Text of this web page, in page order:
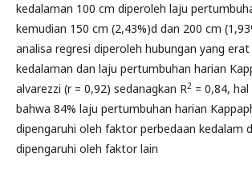
kedalaman 100 cm diperoleh laju
kemudian 150 cm (2,43%)d dan 200 cm
analisa regresi diperoleh hubungan yang
kedalaman dan laju pertumbuhan harian
alvarezzi (r = 0,92) sedanagkan R2 = 0,84,
bahwa 84% laju pertumbuhan harian
dipengaruhi oleh faktor perbedaan kedalam
dipengaruhi oleh faktor lain